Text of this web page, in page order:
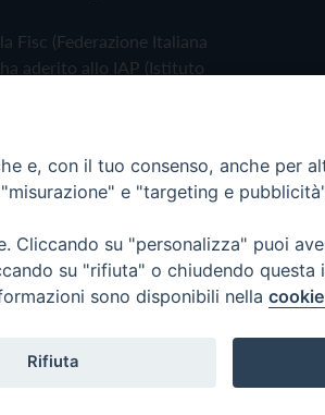
Fisc (Federazione Italiana
aderito allo IAP (Istituto
Policy
e, con il tuo consenso, anche per
e "targeting e
su "personalizza" puoi
su "rifiuta" o chiudendo questa
sono disponibili nella
Rifiuta